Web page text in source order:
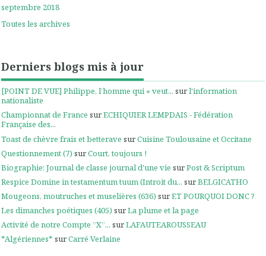
septembre 2018
Toutes les archives
Derniers blogs mis à jour
[POINT DE VUE] Philippe, l’homme qui « veut... surl'information
nationaliste
Championnat de France surECHIQUIER LEMPDAIS - Fédération
Française des...
Toast de chèvre frais et betterave surCuisine Toulousaine et Occitane
Questionnement (7) surCourt, toujours !
Biographie: Journal de classe journal d'une vie surPost & Scriptum
Respice Domine in testamentum tuum (Introit du... surBELGICATHO
Mougeons, moutruches et muselières (636) surET POURQUOI DONC ?
Les dimanches poétiques (405) surLa plume et la page
Activité de notre Compte ”X”... surLAFAUTEAROUSSEAU
*Algériennes* surCarré Verlaine